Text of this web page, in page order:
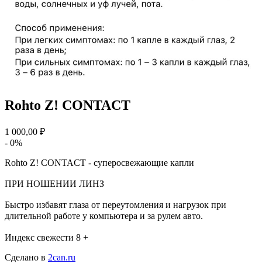
Rohto Z! CONTACT
1 000,00 ₽
- 0%
Rohto Z! CONTACT - суперосвежающие капли
ПРИ НОШЕНИИ ЛИНЗ
Быстро избавят глаза от переутомления и нагрузок при
длительной работе у компьютера и за рулем авто.⠀
Индекс свежести 8 +
Сделано в 2can.ru